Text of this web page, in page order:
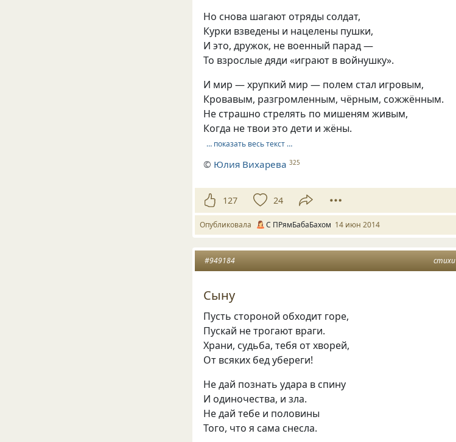
Но снова шагают отряды солдат,
Курки взведены и нацелены пушки,
И это, дружок, не военный парад —
То взрослые дяди «играют в войнушку».
И мир — хрупкий мир — полем стал игровым,
Кровавым, разгромленным, чёрным, сожжённым.
Не страшно стрелять по мишеням живым,
Когда не твои это дети и жёны.
… показать весь текст …
© Юлия Вихарева 325
127 24
Опубликовала С ПРямБабаБахом 14 июн 2014
стихи
#949184
Сыну
Пусть стороной обходит горе,
Пускай не трогают враги.
Храни, судьба, тебя от хворей,
От всяких бед убереги!
Не дай познать удара в спину
И одиночества, и зла.
Не дай тебе и половины
Того, что я сама снесла.